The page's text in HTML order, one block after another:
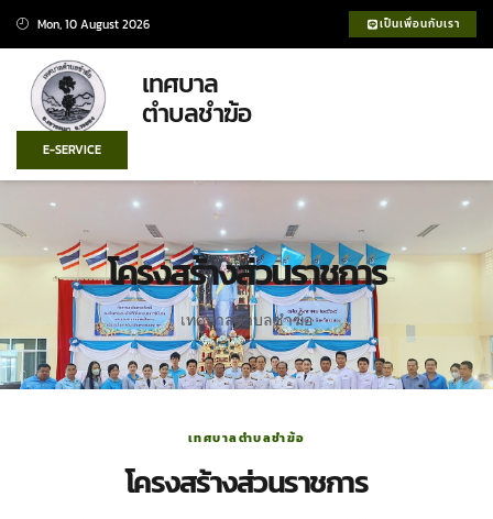
Mon, 10 August 2026 เป็นเพื่อนกับเรา
เทศบาล
ตำบลชำฆ้อ
E-SERVICE
โครงสร้างส่วนราชการ
เทศบาลตำบลชำฆ้อ
เทศบาลตำบลชำฆ้อ
โครงสร้างส่วนราชการ